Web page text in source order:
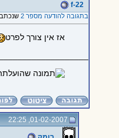
f-22
בתגובה להודעה מספר 2
אז אין צורך לפרט
01-02-2007, 22:25